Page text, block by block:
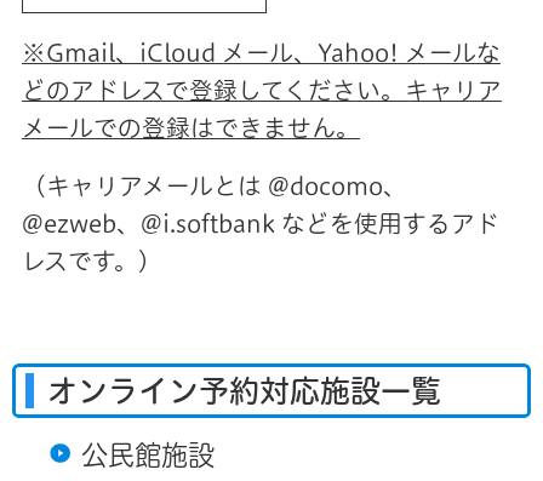
※Gmail、iCloud メール、Yahoo! メールな
どのアドレスで登録してください。キャリア
メールでの登録はできません。
（キャリアメールとは @docomo、
@ezweb、@i.softbank などを使用するアド
レスです。）
オンライン予約対応施設一覧
公民館施設